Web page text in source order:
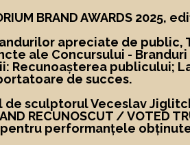
BRAND AWARDS 2025,
apreciate de public,
ale Concursului -
publicului;
de succes.
sculptorul Veceslav
RECUNOSCUT / VOTED
performanțele